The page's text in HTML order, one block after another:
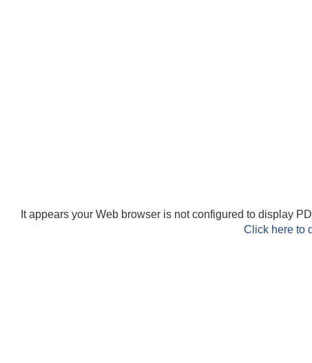
It appears your Web browser is not configured to display
Click here to